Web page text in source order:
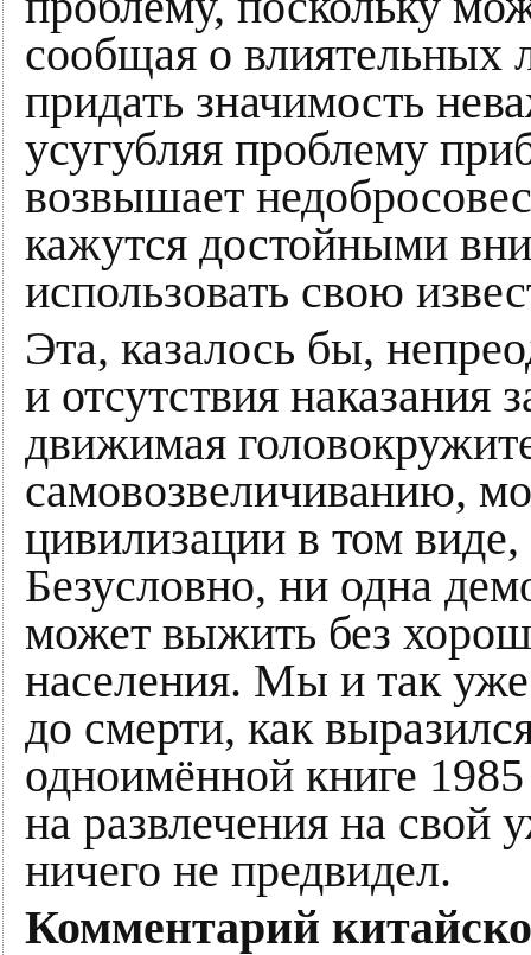
сообщая о влиятельных
придать значимость
усугубляя проблему
возвышает
кажутся достойными
использовать свою
Эта, казалось бы,
и отсутствия наказания
движимая
самовозвеличиванию,
цивилизации в том
Безусловно, ни одна
может выжить без
населения. Мы и так уже
до смерти, как
одноимённой книге
на развлечения на
ничего не предвидел.
Комментарий